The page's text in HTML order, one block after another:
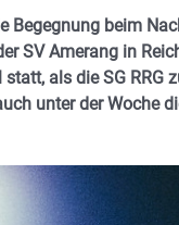
Begegnung beim
SV Amerang in
als die SG
unter der Woche